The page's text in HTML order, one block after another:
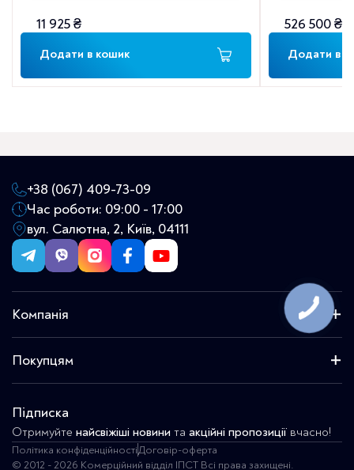
11 925₴
Додати в кошик
526 500₴
Додати в
+38 (067) 409-73-09
Час роботи: 09:00 - 17:00
вул. Салютна, 2, Київ, 04111
Компанія
Контакти
Галерея
Покупцям
Оплата та доставка
Умови повернення
Гарантії
Підписка
Отримуйте найсвіжіші новини та акційні пропозиції вчасно!
© 2012 - 2026 Комерційний відділ ІПСТ Всі права захищені.
Політика конфіденційностіДоговір-оферта